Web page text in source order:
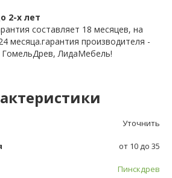
2-х лет
составляет 18 месяцев, на
месяца.гарантия производителя -
ГомельДрев, ЛидаМебель!
Уточнить
от 10 до 35
Пинскдрев